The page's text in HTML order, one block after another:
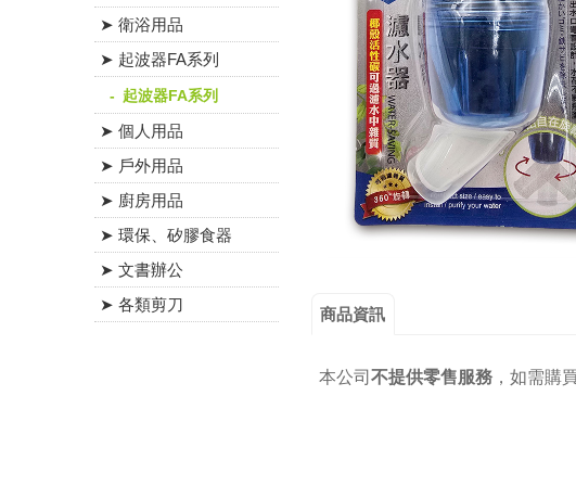
➤ 衛浴用品
➤ 起波器FA系列
起波器FA系列
➤ 個人用品
➤ 戶外用品
➤ 廚房用品
➤ 環保、矽膠食器
➤ 文書辦公
➤ 各類剪刀
商品資訊
本公司不提供零售服務 ，如需購